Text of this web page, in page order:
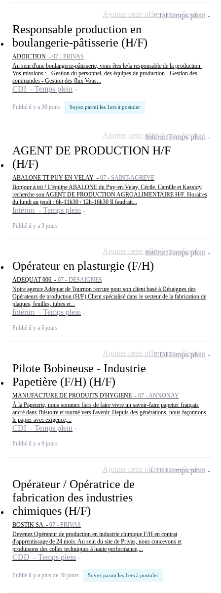
Responsable production en
boulangerie-pâtisserie (H/F)
ADDICTION - 07 - PRIVAS
Au sein d'une boulangerie-pâtisserie, vous êtes le/la responsable de la production.
Vos missions : - Gestion du personnel, des équipes de production - Gestion des
commandes - Gestion des flux Vous...
CDI - Temps plein
Publié il y a 30 jours Soyez parmi les 1ers à postuler
CDITemps plein
Ajouter cette offre à ma sélection
AGENT DE PRODUCTION H/F
(H/F)
ABALONE TT PUY EN VELAY - 07 - SAINT-AGREVE
Bonjour à toi ! L'équipe ABALONE du Puy-en-Velay, Cécile, Camille et Kassidy,
recherche son AGENT DE PRODUCTION AGROALIMENTAIRE H/F. Horaires
du lundi au jeudi : 6h-11h30 / 12h-16h30 Il faudrait...
Intérim - Temps plein
Publié il y a 3 jours
IntérimTemps plein
Ajouter cette offre à ma sélection
Opérateur en plasturgie (F/H)
ADEQUAT 006 - 07 - DESAIGNES
Notre agence Adéquat de Tournon recrute pour son client basé à Désaignes des
Opérateurs de production (H/F) Client spécialisé dans le secteur de la fabrication de
plaques, feuilles, tubes et...
Intérim - Temps plein
Publié il y a 6 jours
IntérimTemps plein
Ajouter cette offre à ma sélection
Pilote Bobineuse - Industrie
Papetière (F/H) (H/F)
MANUFACTURE DE PRODUITS D'HYGIENE - 07 - ANNONAY
À la Papeterie, nous sommes fiers de faire vivre un savoir-faire papetier français
ancré dans l'histoire et tourné vers l'avenir. Depuis des générations, nous façonnons
le papier avec exigence,...
CDI - Temps plein
Publié il y a 9 jours
CDITemps plein
Ajouter cette offre à ma sélection
Opérateur / Opératrice de
fabrication des industries
chimiques (H/F)
BOSTIK SA - 07 - PRIVAS
Devenez Opérateur de production en industrie chimique F/H en contrat
d'apprentissage de 24 mois. Au sein du site de Privas, nous concevons et
produisons des colles techniques à haute performance,...
CDD - Temps plein
Publié il y a plus de 30 jours Soyez parmi les 1ers à postuler
CDDTemps plein
Ajouter cette offre à ma sélection